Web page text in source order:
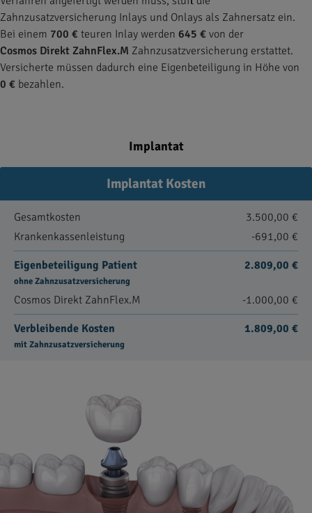
Zahnzusatzversicherung Inlays und Onlays als Zahnersatz ein.
Bei einem 700 € teuren Inlay werden 645 € von der
Cosmos Direkt ZahnFlex.M Zahnzusatzversicherung erstattet.
Versicherte müssen dadurch eine Eigenbeteiligung in Höhe von
0 € bezahlen.
Implantat
Implantat Kosten
Gesamtkosten
3.500,00 €
Krankenkassenleistung
-691,00 €
Eigenbeteiligung Patient
ohne Zahnzusatzversicherung
2.809,00 €
Cosmos Direkt ZahnFlex.M -1.000,00 €
Verbleibende Kosten
mit Zahnzusatzversicherung
1.809,00 €